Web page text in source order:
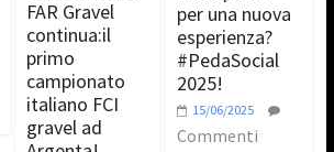
FAR Gravel
continua:il
primo
campionato
italiano FCI
gravel ad
per una nuova
esperienza?
#PedaSocial
2025!
15/06/2025
Commenti